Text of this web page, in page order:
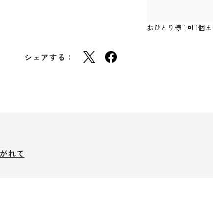
シェアする：
おひとり様 1回 1個
れて